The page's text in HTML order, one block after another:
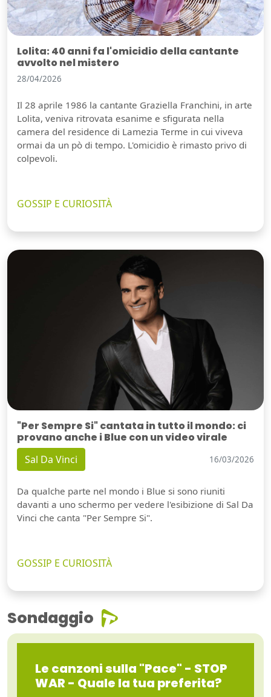
Lolita: 40 anni fa l'omicidio della cantante
avvolto nel mistero
28/04/2026
Il 28 aprile 1986 la cantante Graziella Franchini, in arte
Lolita, veniva ritrovata esanime e sfigurata nella
camera del residence di Lamezia Terme in cui viveva
ormai da un pò di tempo. L'omicidio è rimasto privo di
colpevoli.
GOSSIP E CURIOSITÀ
"Per Sempre Si" cantata in tutto il mondo: ci
provano anche i Blue con un video virale
Sal Da Vinci 16/03/2026
Da qualche parte nel mondo i Blue si sono riuniti
davanti a uno schermo per vedere l'esibizione di Sal Da
Vinci che canta "Per Sempre Si".
GOSSIP E CURIOSITÀ
Sondaggio
Le canzoni sulla "Pace" - STOP
WAR - Quale la tua preferita?